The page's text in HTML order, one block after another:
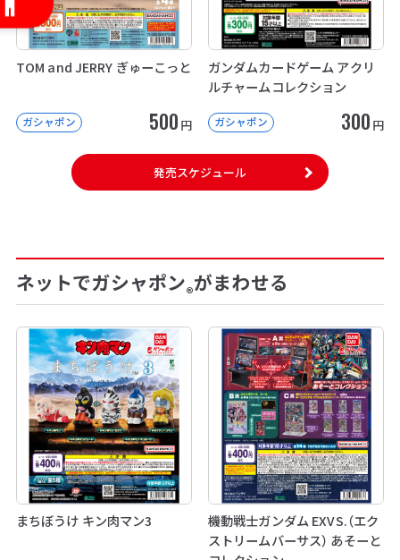
TOM and JERRY ぎゅーこっと
ガシャポン 500 円
ガンダムカードゲーム アクリ
ルチャームコレクション
ガシャポン 300 円
発売スケジュール
ネットでガシャポン®がまわせる
まちぼうけ キン肉マン3
機動戦士ガンダム EXVS.（エク
ストリームバーサス） あそーと